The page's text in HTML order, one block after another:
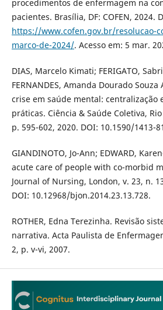
procedimentos de enfermagem na
pacientes. Brasília, DF: COFEN, 2024.
https://www.cofen.gov.br/resolucao-
marco-de-2024/. Acesso em: 5 mar.
DIAS, Marcelo Kimati; FERIGATO,
FERNANDES, Amanda Dourado
crise em saúde mental: centralização
práticas. Ciência & Saúde Coletiva,
p. 595-602, 2020. DOI: 10.1590/1413-
GIANDINOTO, Jo-Ann; EDWARD,
acute care of people with co-morbid
Journal of Nursing, London, v. 23, n.
DOI: 10.12968/bjon.2014.23.13.728.
ROTHER, Edna Terezinha. Revisão
narrativa. Acta Paulista de
2, p. v-vi, 2007.